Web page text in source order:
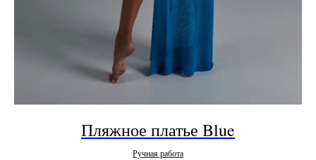
Пляжное платье Blue
Ручная работа